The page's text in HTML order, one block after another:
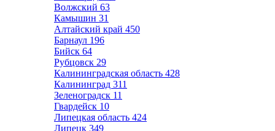
Волжский 63
Камышин 31
Алтайский край 450
Барнаул 196
Бийск 64
Рубцовск 29
Калининградская область 428
Калининград 311
Зеленоградск 11
Гвардейск 10
Липецкая область 424
Липецк 349